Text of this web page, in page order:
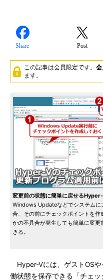
Share Post
この記事は会員限定です。 会
ます。
変更前の状態に簡単に戻せる
Windows Updateなどでシステムに
合、その前にチェックポイントを作
かの不具合が発生しても簡単に変更
きる。
Hyper-Vには、ゲストOSや
働状態を保存できる「チェ